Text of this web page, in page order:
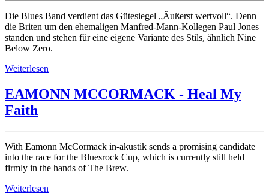
Die Blues Band verdient das Gütesiegel „Äußerst wertvoll“. Denn
die Briten um den ehemaligen Manfred-Mann-Kollegen Paul Jones
standen und stehen für eine eigene Variante des Stils, ähnlich Nine
Below Zero.
Weiterlesen
EAMONN MCCORMACK - Heal My
Faith
With Eamonn McCormack in-akustik sends a promising candidate
into the race for the Bluesrock Cup, which is currently still held
firmly in the hands of The Brew.
Weiterlesen